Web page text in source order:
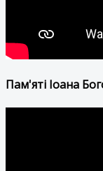
Пам'яті Іоана